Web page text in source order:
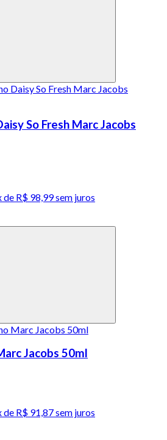
So Fresh Marc Jacobs
de R$ 98,99 sem juros
Jacobs 50ml
de R$ 91,87 sem juros